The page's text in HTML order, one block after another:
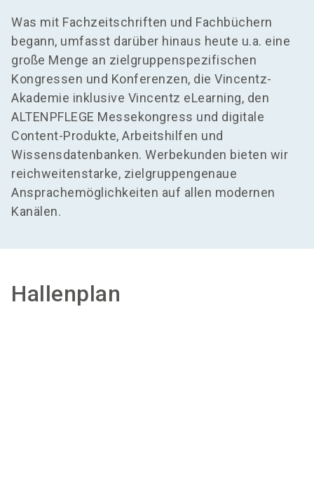
Was mit Fachzeitschriften und Fachbüchern
begann, umfasst darüber hinaus heute u.a. eine
große Menge an zielgruppenspezifischen
Kongressen und Konferenzen, die Vincentz-
Akademie inklusive Vincentz eLearning, den
ALTENPFLEGE Messekongress und digitale
Content-Produkte, Arbeitshilfen und
Wissensdatenbanken. Werbekunden bieten wir
reichweitenstarke, zielgruppengenaue
Ansprachemöglichkeiten auf allen modernen
Kanälen.
Hallenplan